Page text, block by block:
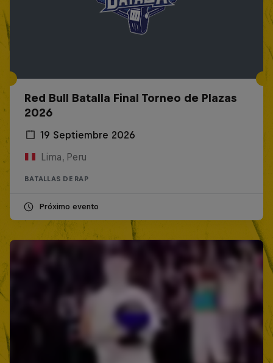
Red Bull Batalla Final Torneo de Plazas
2026
19 Septiembre 2026
Lima, Peru
BATALLAS DE RAP
Próximo evento